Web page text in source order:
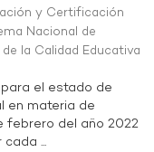
y Certificación
Nacional de
la Calidad Educativa
el estado de
en materia de
febrero del año 2022
...